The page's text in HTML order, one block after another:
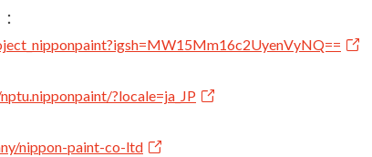
?locale=ja_JP
nippon-paint-co-ltd